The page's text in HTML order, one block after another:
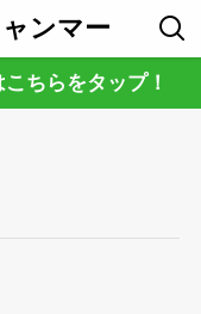
ンマー
ちらをタップ！